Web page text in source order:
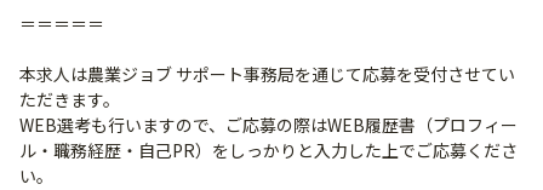
＝＝＝＝＝
本求人は農業ジョブ サポート事務局を通じて応募を受付させてい
ただきます。
WEB選考も行いますので、ご応募の際はWEB履歴書（プロフィー
ル・職務経歴・自己PR）をしっかりと入力した上でご応募くださ
い。